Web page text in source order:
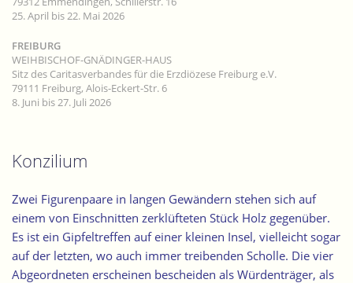
25. April bis 22. Mai 2026
FREIBURG
WEIHBISCHOF-GNÄDINGER-HAUS
Sitz des Caritasverbandes für die Erzdiözese Freiburg e.V.
79111 Freiburg, Alois-Eckert-Str. 6
8. Juni bis 27. Juli 2026
Konzilium
Zwei Figurenpaare in langen Gewändern stehen sich auf
einem von Einschnitten zerklüfteten Stück Holz gegenüber.
Es ist ein Gipfeltreffen auf einer kleinen Insel, vielleicht sogar
auf der letzten, wo auch immer treibenden Scholle. Die vier
Abgeordneten erscheinen bescheiden als Würdenträger, als